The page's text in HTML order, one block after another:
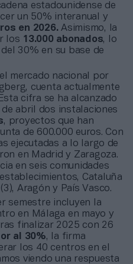
estadounidense de
un 50% interanual y
en 2026. Asimismo, la
los 13.000 abonados, lo
30% en su base de
mercado nacional por
cuenta actualmente
cifra se ha alcanzado
abril dos instalaciones
, proyectos que han
de 600.000 euros. Con
ejecutadas a lo largo de
en Madrid y Zaragoza.
en seis comunidades
Cataluña
Aragón y País Vasco.
semestre incluyen la
en Málaga en mayo y
finalizar 2025 con 26
al 30%, la firma
los 40 centros en el
viendo una respuesta